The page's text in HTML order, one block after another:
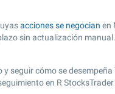
acciones se negocian en
sin actualización
seguir cómo se
en R